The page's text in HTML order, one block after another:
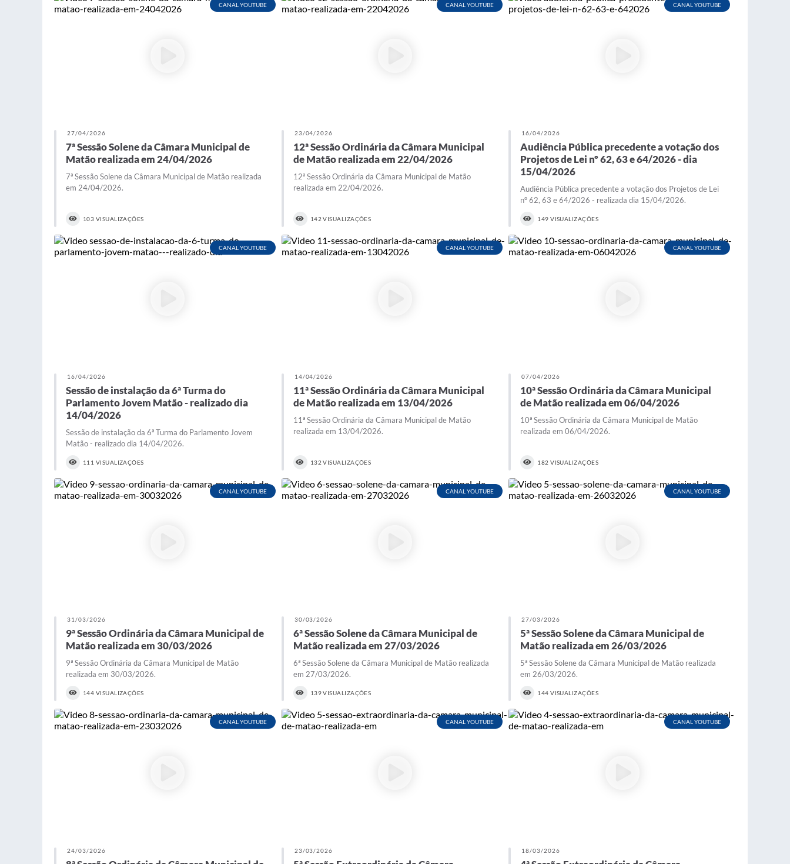
CANAL YOUTUBE
27/04/2026
7ª Sessão Solene da Câmara Municipal de
Matão realizada em 24/04/2026
7ª Sessão Solene da Câmara Municipal de Matão realizada
em 24/04/2026.
103 VISUALIZAÇÕES
CANAL YOUTUBE
23/04/2026
12ª Sessão Ordinária da Câmara Municipal
de Matão realizada em 22/04/2026
12ª Sessão Ordinária da Câmara Municipal de Matão
realizada em 22/04/2026.
142 VISUALIZAÇÕES
CANAL YOUTUBE
16/04/2026
Audiência Pública precedente a votação dos
Projetos de Lei nº 62, 63 e 64/2026 - dia
15/04/2026
Audiência Pública precedente a votação dos Projetos de Lei
nº 62, 63 e 64/2026 - realizada dia 15/04/2026.
149 VISUALIZAÇÕES
CANAL YOUTUBE
16/04/2026
Sessão de instalação da 6ª Turma do
Parlamento Jovem Matão - realizado dia
14/04/2026
Sessão de instalação da 6ª Turma do Parlamento Jovem
Matão - realizado dia 14/04/2026.
111 VISUALIZAÇÕES
CANAL YOUTUBE
14/04/2026
11ª Sessão Ordinária da Câmara Municipal
de Matão realizada em 13/04/2026
11ª Sessão Ordinária da Câmara Municipal de Matão
realizada em 13/04/2026.
132 VISUALIZAÇÕES
CANAL YOUTUBE
07/04/2026
10ª Sessão Ordinária da Câmara Municipal
de Matão realizada em 06/04/2026
10ª Sessão Ordinária da Câmara Municipal de Matão
realizada em 06/04/2026.
182 VISUALIZAÇÕES
CANAL YOUTUBE
31/03/2026
9ª Sessão Ordinária da Câmara Municipal de
Matão realizada em 30/03/2026
9ª Sessão Ordinária da Câmara Municipal de Matão
realizada em 30/03/2026.
144 VISUALIZAÇÕES
CANAL YOUTUBE
30/03/2026
6ª Sessão Solene da Câmara Municipal de
Matão realizada em 27/03/2026
6ª Sessão Solene da Câmara Municipal de Matão realizada
em 27/03/2026.
139 VISUALIZAÇÕES
CANAL YOUTUBE
27/03/2026
5ª Sessão Solene da Câmara Municipal de
Matão realizada em 26/03/2026
5ª Sessão Solene da Câmara Municipal de Matão realizada
em 26/03/2026.
144 VISUALIZAÇÕES
CANAL YOUTUBE
24/03/2026
CANAL YOUTUBE
23/03/2026
CANAL YOUTUBE
18/03/2026